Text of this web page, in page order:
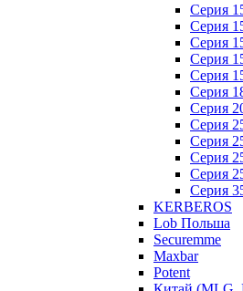
Серия
Серия
Серия
Серия
Серия
Серия
Серия
Серия
Серия
Серия
Серия
Серия
KERBEROS
Lob Польша
Securemme
Maxbar
Potent